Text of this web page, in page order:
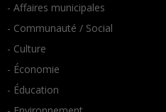
- Affaires municipales
- Communauté / Social
- Culture
- Économie
- Éducation